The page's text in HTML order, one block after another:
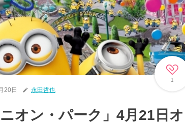
1
20日 永田哲也
オン・パーク」4月21日オ